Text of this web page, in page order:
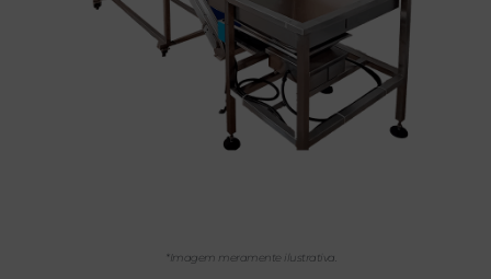
*Imagem meramente ilustrativa.